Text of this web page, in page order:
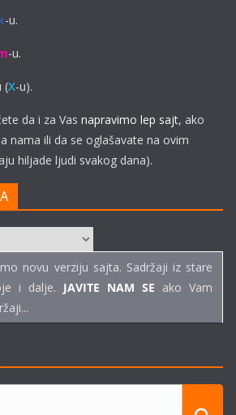
-u.
-u.
(X-u).
da i za Vas napravimo lep sajt, ako
nama ili da se oglašavate na ovim
hiljade ljudi svakog dana).
novu verziju sajta. Sadržaji iz stare
i dalje. JAVITE NAM SE ako Vam